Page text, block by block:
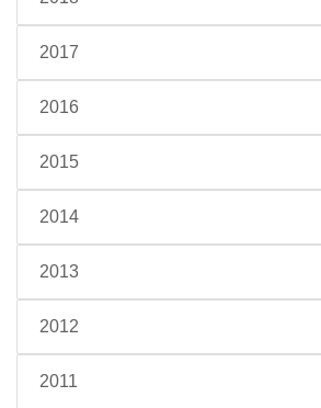
2017
2016
2015
2014
2013
2012
2011